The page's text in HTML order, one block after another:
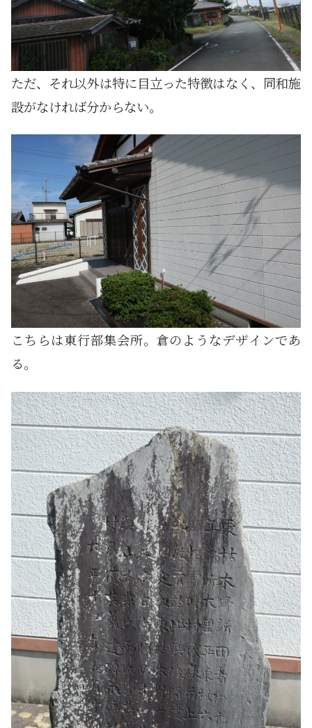
ただ、それ以外は特に目立った特徴はなく、同和施
設がなければ分からない。
こちらは東行部集会所。倉のようなデザインであ
る。